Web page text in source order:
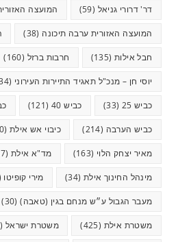
דר' דרורי גניאל (59) המועצה
המועצה האזורית ערבה תיכונה (38)
חבל אילות (135) חרבות ברזל (160)
יוסי חן – מנכ"ל תאגיד התיירות העירוני (34)
כביש 25 (33) כביש 40 (121)
כביש הערבה (214) כיבוי אש אילת (140)
מאיר יצחק הלוי (163) מד"א אילת (67)
מינהל החינוך אילת (34) מירי קופיטו
מעבר הגבול ע״ש מנחם בגין (טאבה)(30)
משטרת אילת (425) משטרת ישראל (377)